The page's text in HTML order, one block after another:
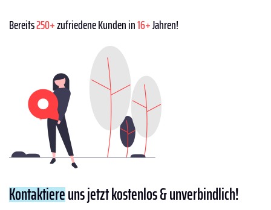
Bereits250+zufriedene Kunden in16+Jahren!
Kontaktiereuns jetzt kostenlos & unverbindlich!